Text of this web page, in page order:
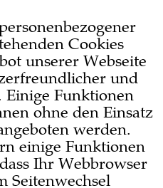
Cookies
unserer Webseite
und
Einige Funktionen
ohne den Einsatz
werden.
einige Funktionen
Ihr Webbrowser
Seitenwechsel